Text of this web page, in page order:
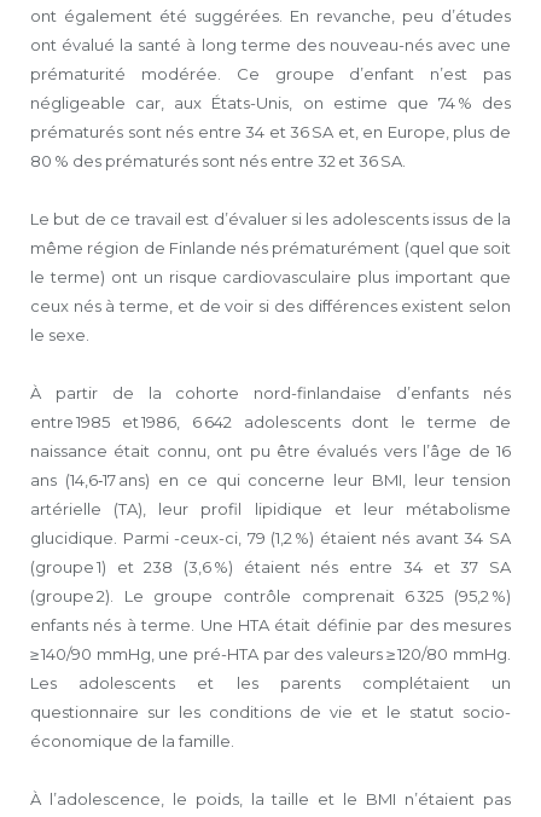
ont également été suggérées. En revanche, peu d’études
ont évalué la santé à long terme des nouveau-nés avec une
prématurité modérée. Ce groupe d’enfant n’est pas
négligeable car, aux États-Unis, on estime que 74 % des
prématurés sont nés entre 34 et 36 SA et, en Europe, plus de
80 % des prématurés sont nés entre 32 et 36 SA.
Le but de ce travail est d’évaluer si les adolescents issus de la
même région de Finlande nés prématurément (quel que soit
le terme) ont un risque cardiovasculaire plus important que
ceux nés à terme, et de voir si des différences existent selon
le sexe.
À partir de la cohorte nord-finlandaise d’enfants nés
entre 1985 et 1986, 6 642 adolescents dont le terme de
naissance était connu, ont pu être évalués vers l’âge de 16
ans (14,6‑17 ans) en ce qui concerne leur BMI, leur tension
artérielle (TA), leur profil lipidique et leur métabolisme
glucidique. Parmi -ceux-ci, 79 (1,2 %) étaient nés avant 34 SA
(groupe 1) et 238 (3,6 %) étaient nés entre 34 et 37 SA
(groupe 2). Le groupe contrôle comprenait 6 325 (95,2 %)
enfants nés à terme. Une HTA était définie par des mesures
≥ 140/90 mmHg, une pré-HTA par des valeurs ≥ 120/80 mmHg.
Les adolescents et les parents complétaient un
questionnaire sur les conditions de vie et le statut socio-
économique de la famille.
À l’adolescence, le poids, la taille et le BMI n’étaient pas